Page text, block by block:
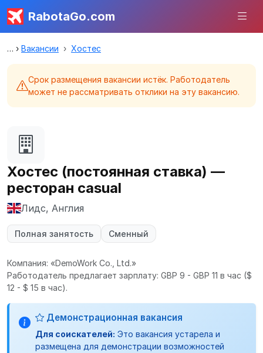
RabotaGo.com
Вакансии Хостес
Срок размещения вакансии истёк. Работодатель
может не рассматривать отклики на эту вакансию.
Хостес (постоянная ставка) —
ресторан casual
Лидс, Англия
Полная занятость Сменный
Компания: «DemoWork Co., Ltd.»
Работодатель предлагает зарплату: GBP 9 - GBP 11 в час ($
12 - $ 15 в час).
Демонстрационная вакансия
Для соискателей: Это вакансия устарела и
размещена для демонстрации возможностей